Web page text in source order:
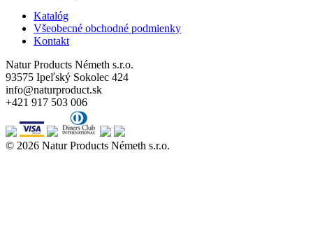
Katalóg
Všeobecné obchodné podmienky
Kontakt
Natur Products Németh s.r.o.
93575 Ipeľský Sokolec 424
info@naturproduct.sk
+421 917 503 006
© 2026 Natur Products Németh s.r.o.